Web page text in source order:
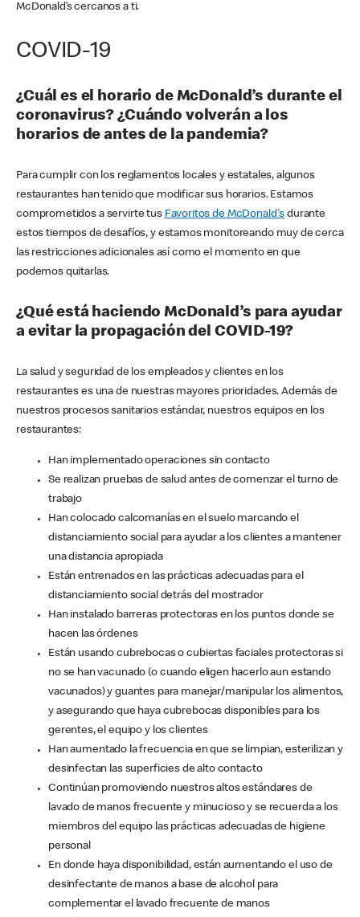
McDonald’s cercanos a ti.
COVID-19
¿Cuál es el horario de McDonald’s durante el
coronavirus? ¿Cuándo volverán a los
horarios de antes de la pandemia?
Para cumplir con los reglamentos locales y estatales, algunos
restaurantes han tenido que modificar sus horarios. Estamos
comprometidos a servirte tus Favoritos de McDonald's durante
estos tiempos de desafíos, y estamos monitoreando muy de cerca
las restricciones adicionales así como el momento en que
podemos quitarlas.
¿Qué está haciendo McDonald’s para ayudar
a evitar la propagación del COVID-19?
La salud y seguridad de los empleados y clientes en los
restaurantes es una de nuestras mayores prioridades. Además de
nuestros procesos sanitarios estándar, nuestros equipos en los
restaurantes:
Han implementado operaciones sin contacto
Se realizan pruebas de salud antes de comenzar el turno de
trabajo
Han colocado calcomanías en el suelo marcando el
distanciamiento social para ayudar a los clientes a mantener
una distancia apropiada
Están entrenados en las prácticas adecuadas para el
distanciamiento social detrás del mostrador
Han instalado barreras protectoras en los puntos donde se
hacen las órdenes
Están usando cubrebocas o cubiertas faciales protectoras si
no se han vacunado (o cuando eligen hacerlo aun estando
vacunados) y guantes para manejar/manipular los alimentos,
y asegurando que haya cubrebocas disponibles para los
gerentes, el equipo y los clientes
Han aumentado la frecuencia en que se limpian, esterilizan y
desinfectan las superficies de alto contacto
Continúan promoviendo nuestros altos estándares de
lavado de manos frecuente y minucioso y se recuerda a los
miembros del equipo las prácticas adecuadas de higiene
personal
En donde haya disponibilidad, están aumentando el uso de
desinfectante de manos a base de alcohol para
complementar el lavado frecuente de manos